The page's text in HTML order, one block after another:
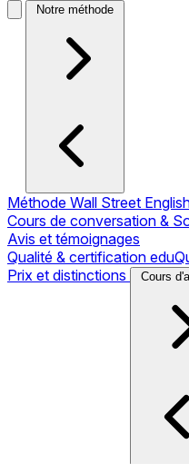
Notre méthode
Méthode Wall Street
Cours de conversation &
Avis et témoignages
Qualité & certification
Prix et distinctions
Cours